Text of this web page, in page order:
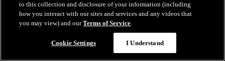
to this collection and disclosure of your information (including
how you interact with our sites and services and any videos that
you may view) and ourTerms of Service.
Cookie Settings I Understand